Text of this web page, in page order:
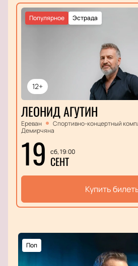
12+
Эстрада
Популярное
ЛЕОНИД АГУТИН
Ереван
Спортивно-концертный
Демирчяна
19 сб, 19:00
СЕНТ
Купить
Поп